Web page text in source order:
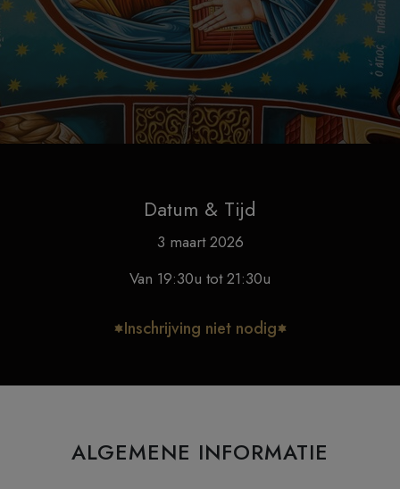
Datum & Tijd
3 maart 2026
Van 19:30u tot 21:30u
Inschrijving niet nodig
ALGEMENE INFORMATIE